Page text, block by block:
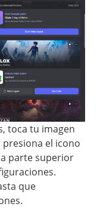
toca tu imagen
el icono
parte superior
que